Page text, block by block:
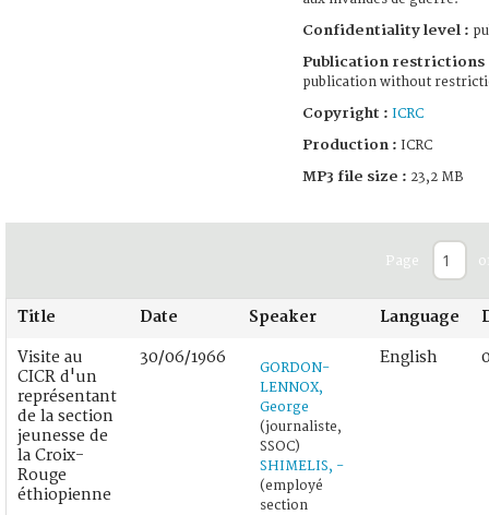
Confidentiality level :
Publication restrictions
publication without
Copyright : ICRC
Production : ICRC
MP3 file size : 23,2 MB
Page
Title Date Speaker Language
Visite au
CICR d'un
représentant
de la section
jeunesse de
la Croix-
Rouge
éthiopienne
30/06/1966
GORDON-
LENNOX,
George
(journaliste,
SSOC)
SHIMELIS, -
(employé
section
English